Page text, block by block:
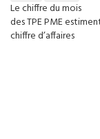
Le chiffre du mois
des TPE PME
chiffre d’affaires